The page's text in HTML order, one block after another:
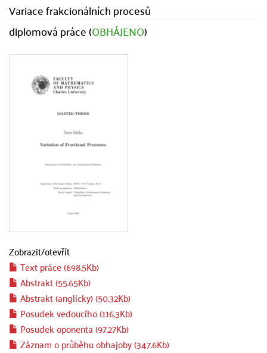
Variace frakcionálních procesů
diplomová práce (OBHÁJENO)
Zobrazit/otevřít
Text práce (698.5Kb)
Abstrakt (55.65Kb)
Abstrakt (anglicky) (50.32Kb)
Posudek vedoucího (116.3Kb)
Posudek oponenta (97.27Kb)
Záznam o průběhu obhajoby (347.6Kb)